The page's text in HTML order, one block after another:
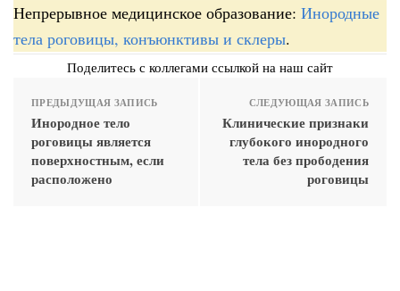
Непрерывное медицинское образование: Инородные
тела роговицы, конъюнктивы и склеры.
Поделитесь с коллегами ссылкой на наш сайт
ПРЕДЫДУЩАЯ ЗАПИСЬ
Инородное тело
роговицы является
поверхностным, если
расположено
СЛЕДУЮЩАЯ ЗАПИСЬ
Клинические признаки
глубокого инородного
тела без прободения
роговицы